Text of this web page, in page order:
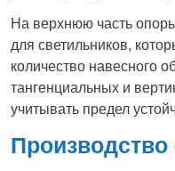
На верхнюю часть
для светильников,
количество навесного
тангенциальных и
учитывать предел